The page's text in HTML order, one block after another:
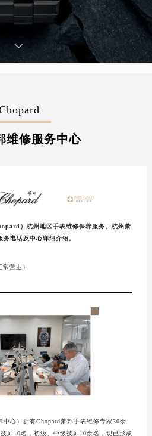
维修服务中心
）杭州地区手表维修保养服务、杭州萧
电话及中心详细介绍。
营业）
心）拥有Chopard萧邦手表维修专家30余
师10名，初级、中级技师10余名，现已形成